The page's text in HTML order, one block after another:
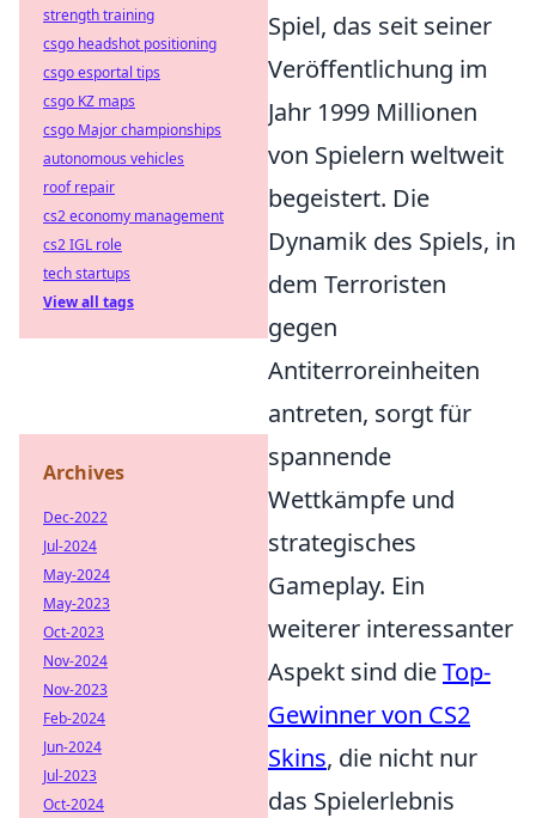
Spiel, das seit seiner
Veröffentlichung im
Jahr 1999 Millionen
von Spielern weltweit
begeistert. Die
Dynamik des Spiels, in
dem Terroristen
gegen
Antiterroreinheiten
antreten, sorgt für
spannende
Wettkämpfe und
strategisches
Gameplay. Ein
weiterer interessanter
Aspekt sind dieTop-
Gewinner von CS2
Skins, die nicht nur
das Spielerlebnis
strength training
csgo headshot positioning
csgo esportal tips
csgo KZ maps
csgo Major championships
autonomous vehicles
roof repair
cs2 economy management
cs2 IGL role
tech startups
View all tags
Archives
Dec-2022
Jul-2024
May-2024
May-2023
Oct-2023
Nov-2024
Nov-2023
Feb-2024
Jun-2024
Jul-2023
Oct-2024